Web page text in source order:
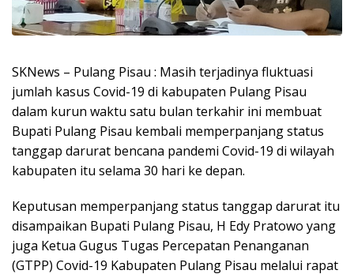
SKNews – Pulang Pisau : Masih terjadinya fluktuasi
jumlah kasus Covid-19 di kabupaten Pulang Pisau
dalam kurun waktu satu bulan terkahir ini membuat
Bupati Pulang Pisau kembali memperpanjang status
tanggap darurat bencana pandemi Covid-19 di wilayah
kabupaten itu selama 30 hari ke depan.
Keputusan memperpanjang status tanggap darurat itu
disampaikan Bupati Pulang Pisau, H Edy Pratowo yang
juga Ketua Gugus Tugas Percepatan Penanganan
(GTPP) Covid-19 Kabupaten Pulang Pisau melalui rapat